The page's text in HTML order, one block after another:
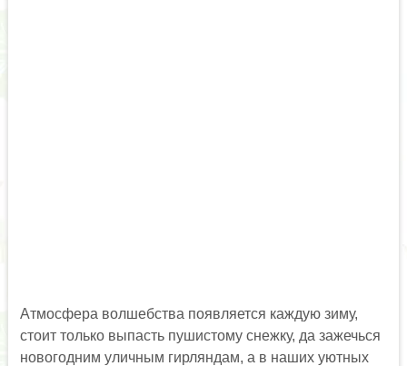
Атмосфера волшебства появляется каждую зиму,
стоит только выпасть пушистому снежку, да зажечься
новогодним уличным гирляндам, а в наших уютных